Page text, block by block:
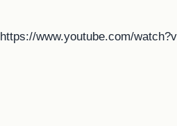
https://www.youtube.com/